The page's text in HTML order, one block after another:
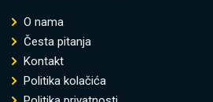
O nama
Česta pitanja
Kontakt
Politika kolačića